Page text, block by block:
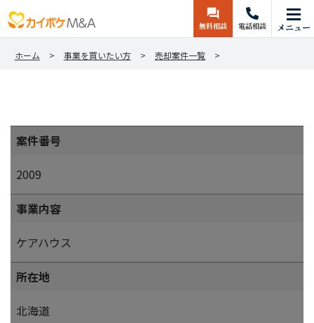
無料相談 電話相談 メニュー
ホーム 事業を買いたい方 売却案件一覧
案件番号
2009
事業内容
ケアハウス
所在地
北海道